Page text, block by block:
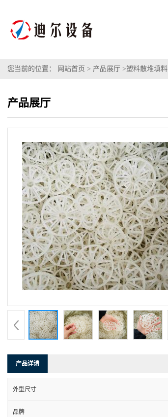
您当前的位置： 网站首页 > 产品展厅 >塑料散堆填料
产品展厅
产品详请
外型尺寸
品牌